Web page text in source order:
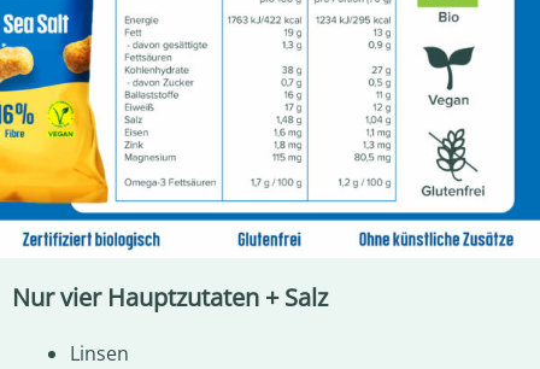
Nur vier Hauptzutaten + Salz
Linsen